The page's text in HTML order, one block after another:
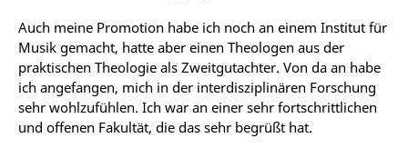
Auch meine Promotion habe ich noch an einem Institut für
Musik gemacht, hatte aber einen Theologen aus der
praktischen Theologie als Zweitgutachter. Von da an habe
ich angefangen, mich in der interdisziplinären Forschung
sehr wohlzufühlen. Ich war an einer sehr fortschrittlichen
und offenen Fakultät, die das sehr begrüßt hat.